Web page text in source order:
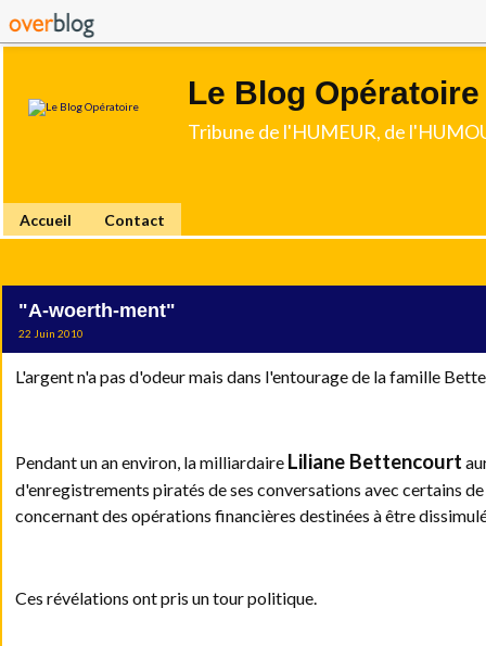
Le Blog Opératoire
Tribune de l'HUMEUR, de
Accueil Contact
"A-woerth-ment"
22 Juin 2010
L'argent n'a pas d'odeur mais dans l'entourage de la famille
Pendant un an environ, la milliardaire Liliane Bettencourt
d'enregistrements piratés de ses conversations avec certains
concernant des opérations financières destinées à être
Ces révélations ont pris un tour politique.